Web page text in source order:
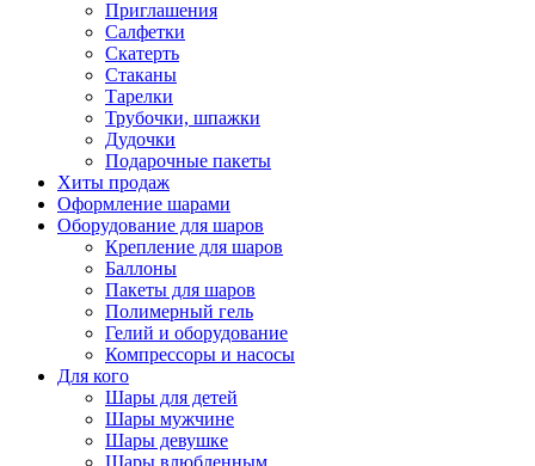
Приглашения
Салфетки
Скатерть
Стаканы
Тарелки
Трубочки, шпажки
Дудочки
Подарочные пакеты
Хиты продаж
Оформление шарами
Оборудование для шаров
Крепление для шаров
Баллоны
Пакеты для шаров
Полимерный гель
Гелий и оборудование
Компрессоры и насосы
Для кого
Шары для детей
Шары мужчине
Шары девушке
Шары влюбленным